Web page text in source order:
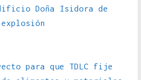
Doña Isidora de
para que TDLC fije